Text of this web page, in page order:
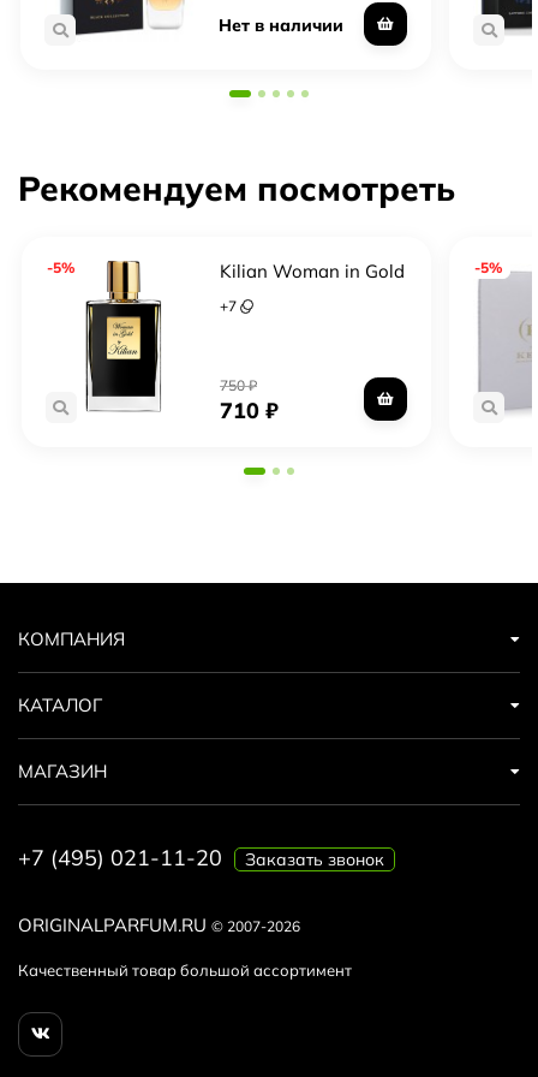
Нет в наличии
Рекомендуем посмотреть
-5% Kilian Woman in Gold
+7
750₽
710 ₽
-5%
ORIGINALPARFUM.RU © 2007-2026
Качественный товар большой ассортимент
КОМПАНИЯ
КАТАЛОГ
МАГАЗИН
+7 (495) 021-11-20 Заказать звонок